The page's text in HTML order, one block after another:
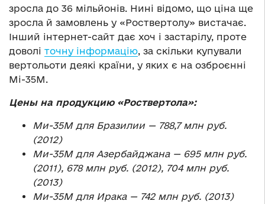
зросла до 36 мільйонів. Нині відомо, що ціна ще
зросла й замовлень у «Роствертолу» вистачає.
Інший інтернет-сайт дає хоч і застарілу, проте
доволі точну інформацію , за скільки купували
вертольоти деякі країни, у яких є на озброєнні
Мі-35М.
Цены на продукцию «Роствертола»:
Ми-35М для Бразилии — 788,7 млн руб.
(2012)
Ми-35М для Азербайджана — 695 млн руб.
(2011), 678 млн руб. (2012), 704 млн руб.
(2013)
Ми-35М для Ирака — 742 млн руб. (2013)